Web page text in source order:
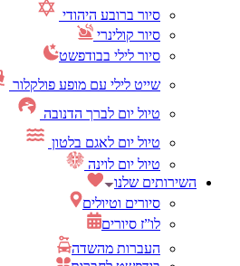
סיור ברובע היהודי
סיור קולינרי
סיור לילי בבודפשט
שייט לילי עם מופע פולקלור
טיול יום לברך הדנובה
טיול יום לאגם בלטון
טיול יום לוינה
השירותים שלנו
סיורים וטיולים
לו”ז סיורים
העברות מהשדה